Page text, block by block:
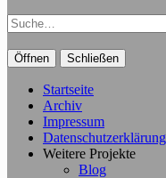
Suche
Öffnen Schließen
Startseite
Archiv
Impressum
Datenschutzerklärung
Weitere Projekte
Blog